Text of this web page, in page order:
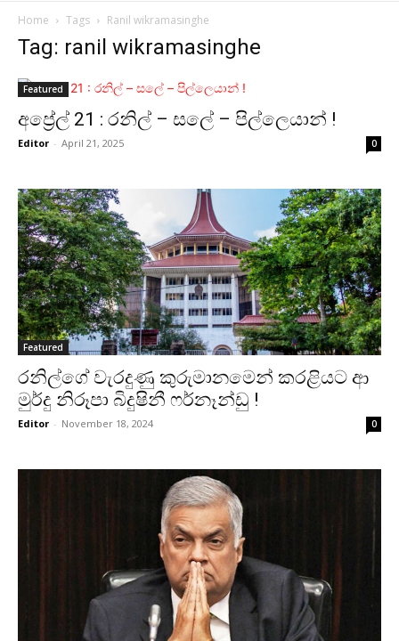
Home Tags Ranil wikramasinghe
Tag: ranil wikramasinghe
Featured
අප්‍රේල් 21 : රනිල් – සලේ – පිල්ලෙයාන් !
Editor - April 21, 2025 0
Featured
රනිල්ගේ වැරදුණු කුරුමානමෙන් කරළියට ආ
මුර්දු නිරූපා බිදුෂිනී ෆර්නෑන්ඩු !
Editor - November 18, 2024 0